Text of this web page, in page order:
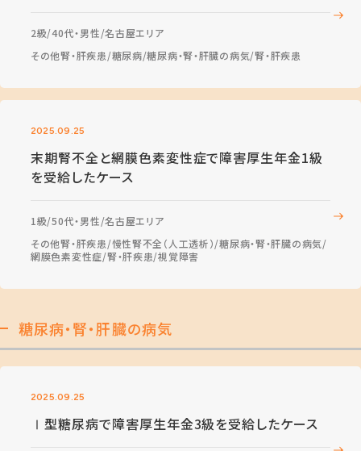
2級 40代・男性 名古屋エリア
その他腎・肝疾患 糖尿病 糖尿病・腎・肝臓の病気 腎・肝疾患
2025.09.25
末期腎不全と網膜色素変性症で障害厚生年金1級
を受給したケース
1級 50代・男性 名古屋エリア
その他腎・肝疾患 慢性腎不全（人工透析） 糖尿病・腎・肝臓の病気
網膜色素変性症 腎・肝疾患 視覚障害
糖尿病・腎・肝臓の病気
2025.09.25
Ⅰ型糖尿病で障害厚生年金3級を受給したケース